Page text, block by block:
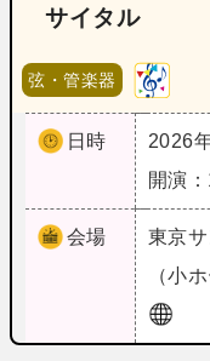
サイタル
弦・管楽器
日時
2026
開演
会場 東京
（小